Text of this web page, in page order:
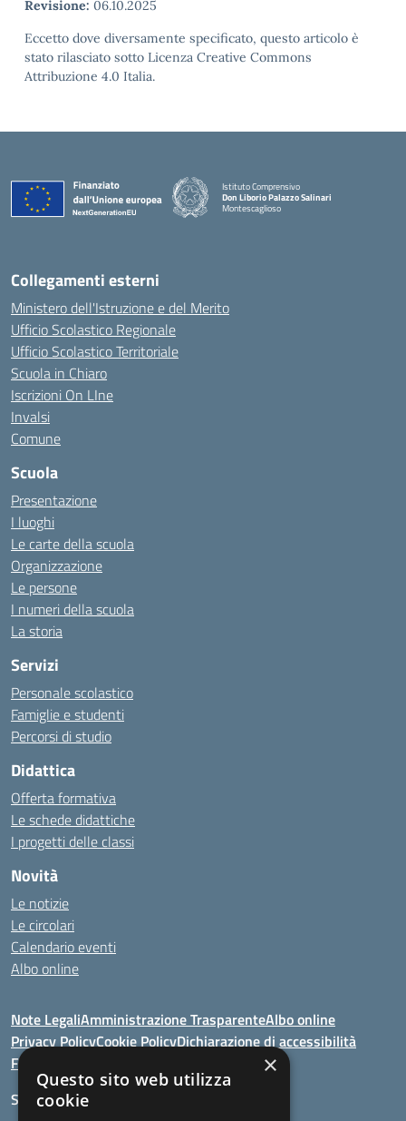
Revisione: 06.10.2025
Eccetto dove diversamente specificato, questo articolo è
stato rilasciato sotto Licenza Creative Commons
Attribuzione 4.0 Italia.
Istituto Comprensivo
Don Liborio Palazzo Salinari
Montescaglioso
Collegamenti esterni
Ministero dell'Istruzione e del Merito
Ufficio Scolastico Regionale
Ufficio Scolastico Territoriale
Scuola in Chiaro
Iscrizioni On LIne
Invalsi
Comune
Scuola
Presentazione
I luoghi
Le carte della scuola
Organizzazione
Le persone
I numeri della scuola
La storia
Servizi
Personale scolastico
Famiglie e studenti
Percorsi di studio
Didattica
Offerta formativa
Le schede didattiche
I progetti delle classi
Novità
Le notizie
Le circolari
Calendario eventi
Albo online
Note LegaliAmministrazione TrasparenteAlbo online
Privacy PolicyCookie PolicyDichiarazione di accessibilità
Feedback
Seguici su:
×
Questo sito web utilizza
cookie